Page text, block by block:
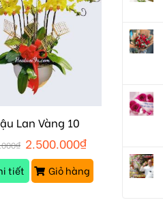
Lan Vàng 10
Cành M134
₫ 2.500.000₫
tiết Giỏ hàng